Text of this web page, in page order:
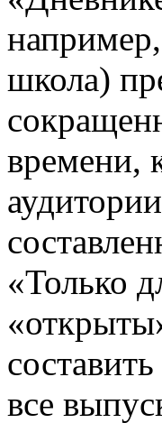
школа)
времени,
«Только
все